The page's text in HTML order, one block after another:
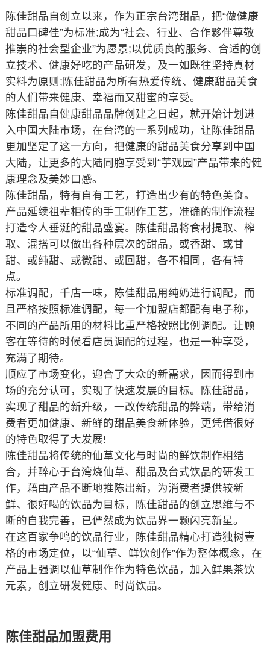
陈佳甜品自创立以来，作为正宗台湾甜品，把“做健康
甜品口碑佳”为标准;成为“社会、行业、合作夥伴尊敬
推崇的社会型企业”为愿景;以优质良的服务、合适的创
立技术、健康好吃的产品研发，及一如既往坚持真材
实料为原则;陈佳甜品为所有热爱传统、健康甜品美食
的人们带来健康、幸福而又甜蜜的享受。
陈佳甜品自健康甜品品牌创建之日起，就开始计划进
入中国大陆市场，在台湾的一系列成功，让陈佳甜品
更加坚定了这一方向，把健康的甜品美食分享到中国
大陆，让更多的大陆同胞享受到“芋观园”产品带来的健
康理念及美妙口感。
陈佳甜品，特有自有工艺，打造出少有的特色美食。
产品延续祖辈相传的手工制作工艺，准确的制作流程
打造令人垂涎的甜品盛宴。陈佳甜品将食材提取、榨
取、混搭可以做出各种层次的甜品，或香甜、或甘
甜、或纯甜、或微甜、或回甜，各不相同，各有特
点。
标准调配，千店一味，陈佳甜品用纯奶进行调配，而
且严格按照标准调配，每一个加盟店都配有电子称，
不同的产品所用的材料比重严格按照比例调配。让顾
客在等待的时候看店员调配的过程，也是一种享受，
充满了期待。
顺应了市场变化，迎合了大众的新需求，因而得到市
场的充分认可，实现了快速发展的目标。陈佳甜品，
实现了甜品的新升级，一改传统甜品的弊端，带给消
费者更加健康、新鲜的甜品美食新体验，更凭借很好
的特色取得了大发展!
陈佳甜品将传统的仙草文化与时尚的鲜饮制作相结
合，并醉心于台湾烧仙草、甜品及台式饮品的研发工
作，藉由产品不断地推陈出新，为消费者提供较新
鲜、很好喝的饮品为目标，陈佳甜品的创立思维与不
断的自我完善，已俨然成为饮品界一颗闪亮新星。
在这百家争鸣的饮品行业，陈佳甜品精心打造独树壹
格的市场定位，以“仙草、鲜饮创作”作为整体概念，在
产品上强调以仙草制作作为特色饮品，加入鲜果茶饮
元素，创立研发健康、时尚饮品。
陈佳甜品加盟费用